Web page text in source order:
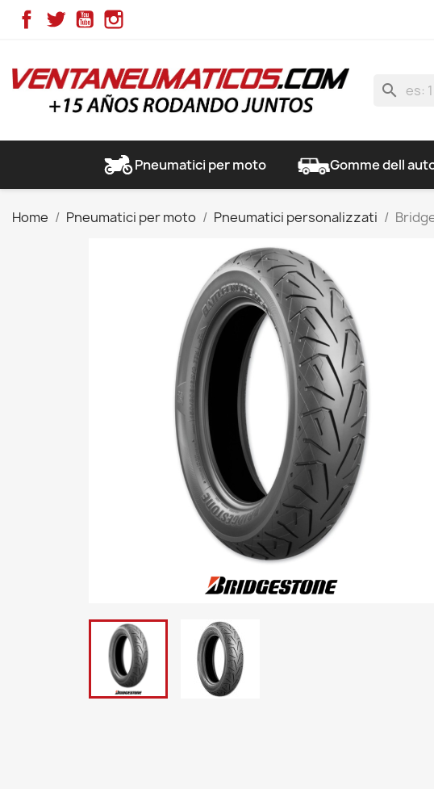
FacebookTwitterYouTube
search
Pneumatici per moto Gomme dell
Home Pneumatici per moto Pneumatici personalizzati